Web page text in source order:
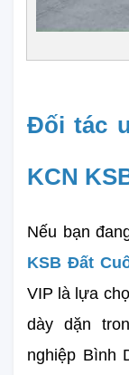
Đối tác
KCN
Nếu bạn
KSB Đất
VIP là lựa
dày dặn
nghiệp Bình